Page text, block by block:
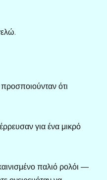
ότι
για ένα μικρό
παλιό ρολόι —